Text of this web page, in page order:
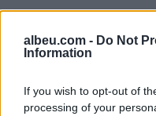
albeu.com - Do Not
Information
If you wish to opt-out of
processing of your